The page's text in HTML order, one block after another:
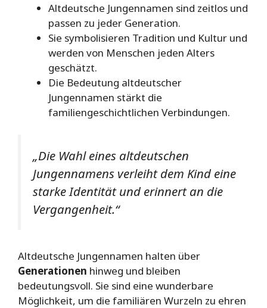
Altdeutsche Jungennamen sind zeitlos und
passen zu jeder Generation.
Sie symbolisieren Tradition und Kultur und
werden von Menschen jeden Alters
geschätzt.
Die Bedeutung altdeutscher
Jungennamen stärkt die
familiengeschichtlichen Verbindungen.
„Die Wahl eines altdeutschen
Jungennamens verleiht dem Kind eine
starke Identität und erinnert an die
Vergangenheit.“
Altdeutsche Jungennamen halten über
Generationen hinweg und bleiben
bedeutungsvoll. Sie sind eine wunderbare
Möglichkeit, um die familiären Wurzeln zu ehren